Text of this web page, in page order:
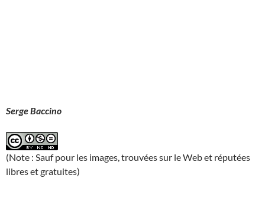
Serge Baccino
(Note : Sauf pour les images, trouvées sur le Web et réputées
libres et gratuites)